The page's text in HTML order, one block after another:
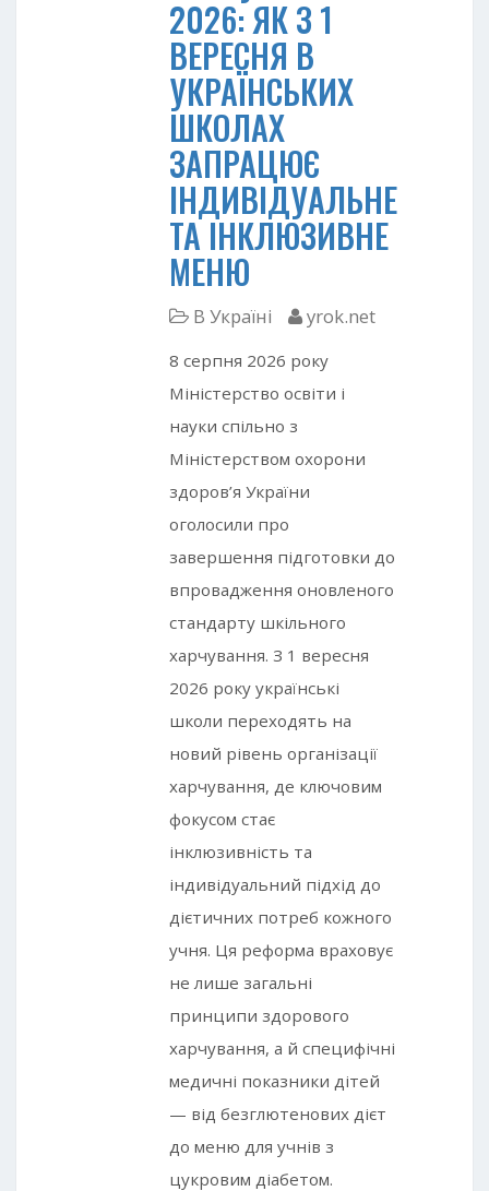
2026: ЯК З 1
ВЕРЕСНЯ В
УКРАЇНСЬКИХ
ШКОЛАХ
ЗАПРАЦЮЄ
ІНДИВІДУАЛЬНЕ
ТА ІНКЛЮЗИВНЕ
МЕНЮ
В Україні yrok.net
8 серпня 2026 року
Міністерство освіти і
науки спільно з
Міністерством охорони
здоров’я України
оголосили про
завершення підготовки до
впровадження оновленого
стандарту шкільного
харчування. З 1 вересня
2026 року українські
школи переходять на
новий рівень організації
харчування, де ключовим
фокусом стає
інклюзивність та
індивідуальний підхід до
дієтичних потреб кожного
учня. Ця реформа враховує
не лише загальні
принципи здорового
харчування, а й специфічні
медичні показники дітей
— від безглютенових дієт
до меню для учнів з
цукровим діабетом.